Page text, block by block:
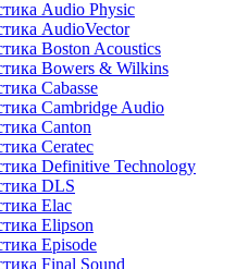
Audio Physic
AudioVector
Boston Acoustics
Bowers & Wilkins
Cabasse
Cambridge Audio
Canton
Ceratec
Definitive Technology
DLS
Elac
Elipson
Episode
Final Sound